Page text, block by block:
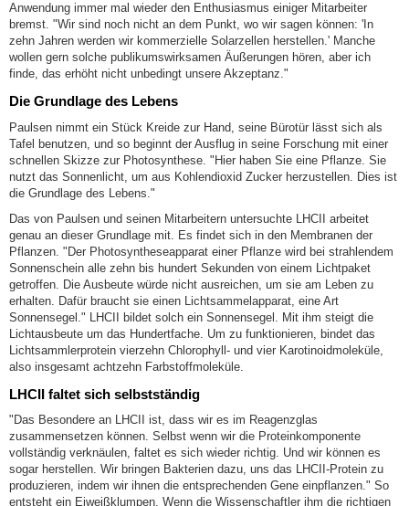
Anwendung immer mal wieder den Enthusiasmus einiger Mitarbeiter
bremst. "Wir sind noch nicht an dem Punkt, wo wir sagen können: 'In
zehn Jahren werden wir kommerzielle Solarzellen herstellen.' Manche
wollen gern solche publikumswirksamen Äußerungen hören, aber ich
finde, das erhöht nicht unbedingt unsere Akzeptanz."
Die Grundlage des Lebens
Paulsen nimmt ein Stück Kreide zur Hand, seine Bürotür lässt sich als
Tafel benutzen, und so beginnt der Ausflug in seine Forschung mit einer
schnellen Skizze zur Photosynthese. "Hier haben Sie eine Pflanze. Sie
nutzt das Sonnenlicht, um aus Kohlendioxid Zucker herzustellen. Dies ist
die Grundlage des Lebens."
Das von Paulsen und seinen Mitarbeitern untersuchte LHCII arbeitet
genau an dieser Grundlage mit. Es findet sich in den Membranen der
Pflanzen. "Der Photosyntheseapparat einer Pflanze wird bei strahlendem
Sonnenschein alle zehn bis hundert Sekunden von einem Lichtpaket
getroffen. Die Ausbeute würde nicht ausreichen, um sie am Leben zu
erhalten. Dafür braucht sie einen Lichtsammelapparat, eine Art
Sonnensegel." LHCII bildet solch ein Sonnensegel. Mit ihm steigt die
Lichtausbeute um das Hundertfache. Um zu funktionieren, bindet das
Lichtsammlerprotein vierzehn Chlorophyll- und vier Karotinoidmoleküle,
also insgesamt achtzehn Farbstoffmoleküle.
LHCII faltet sich selbstständig
"Das Besondere an LHCII ist, dass wir es im Reagenzglas
zusammensetzen können. Selbst wenn wir die Proteinkomponente
vollständig verknäulen, faltet es sich wieder richtig. Und wir können es
sogar herstellen. Wir bringen Bakterien dazu, uns das LHCII-Protein zu
produzieren, indem wir ihnen die entsprechenden Gene einpflanzen." So
entsteht ein Eiweißklumpen. Wenn die Wissenschaftler ihm die richtigen